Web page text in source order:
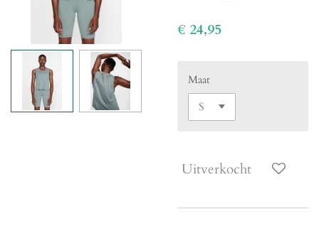
€ 24,95
Maat
Uitverkocht